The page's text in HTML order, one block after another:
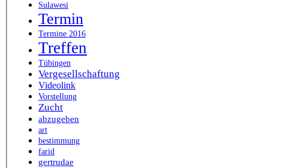
Sulawesi
Termin
Termine 2016
Treffen
Tübingen
Vergesellschaftung
Videolink
Vorstellung
Zucht
abzugeben
art
bestimmung
farid
gertrudae